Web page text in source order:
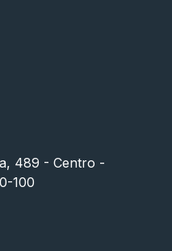
489 - Centro -
100